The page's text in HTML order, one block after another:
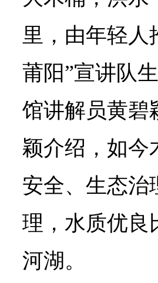
里，由年轻人
莆阳”宣讲队
馆讲解员黄碧
颖介绍，如今
安全、生态治
理，水质优良
河湖。